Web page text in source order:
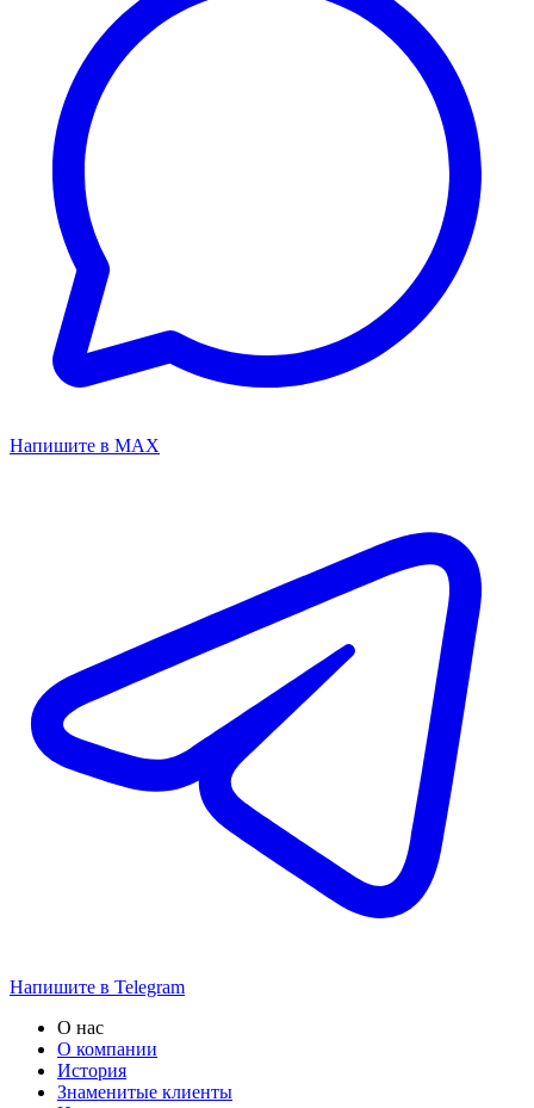
Напишите в MAX
Напишите в Telegram
О нас
О компании
История
Знаменитые клиенты